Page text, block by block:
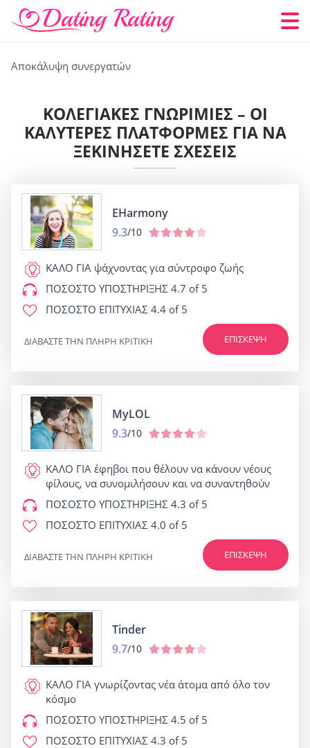
Αποκάλυψη συνεργατών
ΚΟΛΕΓΙΑΚΈΣ ΓΝΩΡΙΜΊΕΣ – ΟΙ
ΚΑΛΎΤΕΡΕΣ ΠΛΑΤΦΌΡΜΕΣ ΓΙΑ ΝΑ
ΞΕΚΙΝΉΣΕΤΕ ΣΧΈΣΕΙΣ
EHarmony
9.3/10
ΚΑΛΟ ΓΙΑ ψάχνοντας για σύντροφο ζωής
ΠΟΣΟΣΤΟ ΥΠΟΣΤΗΡΙΞΗΣ 4.7 of 5
ΠΟΣΟΣΤΟ ΕΠΙΤΥΧΙΑΣ 4.4 of 5
ΕΠΊΣΚΕΨΗ
ΔΙΑΒΆΣΤΕ ΤΗΝ ΠΛΉΡΗ ΚΡΙΤΙΚΉ
MyLOL
9.3/10
ΚΑΛΟ ΓΙΑ έφηβοι που θέλουν να κάνουν νέους
φίλους, να συνομιλήσουν και να συναντηθούν
ΠΟΣΟΣΤΟ ΥΠΟΣΤΗΡΙΞΗΣ 4.3 of 5
ΠΟΣΟΣΤΟ ΕΠΙΤΥΧΙΑΣ 4.0 of 5
ΕΠΊΣΚΕΨΗ
ΔΙΑΒΆΣΤΕ ΤΗΝ ΠΛΉΡΗ ΚΡΙΤΙΚΉ
Tinder
9.7/10
ΚΑΛΟ ΓΙΑ γνωρίζοντας νέα άτομα από όλο τον
κόσμο
ΠΟΣΟΣΤΟ ΥΠΟΣΤΗΡΙΞΗΣ 4.5 of 5
ΠΟΣΟΣΤΟ ΕΠΙΤΥΧΙΑΣ 4.3 of 5